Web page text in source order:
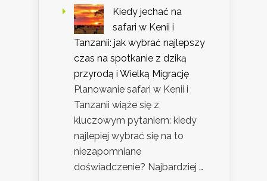
Kiedy jechać na
safari w Kenii i
Tanzanii: jak wybrać najlepszy
czas na spotkanie z dziką
przyrodą i Wielką Migrację
Planowanie safari w Kenii i
Tanzanii wiąże się z
kluczowym pytaniem: kiedy
najlepiej wybrać się na to
niezapomniane
doświadczenie? Najbardziej …